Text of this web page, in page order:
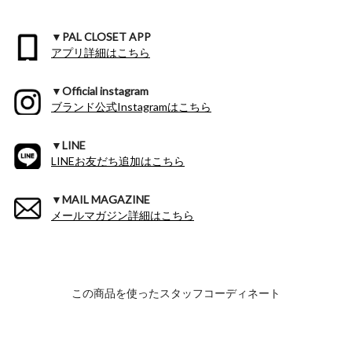
▼PAL CLOSET APP
アプリ詳細はこちら
▼Official instagram
ブランド公式Instagramはこちら
▼LINE
LINEお友だち追加はこちら
▼MAIL MAGAZINE
メールマガジン詳細はこちら